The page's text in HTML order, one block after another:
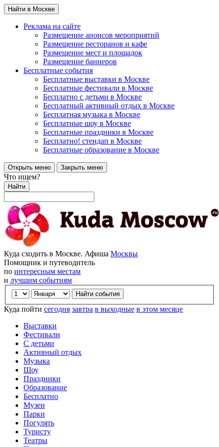
Найти в Москве
Реклама на сайте
Размещение анонсов мероприятий
Размещение ресторанов и кафе
Размещение мест и площадок
Размещение баннеров
Бесплатные события
Бесплатные выставки в Москве
Бесплатные фестивали в Москве
Бесплатно с детьми в Москве
Бесплатный активный отдых в Москве
Бесплатная музыка в Москве
Бесплатные шоу в Москве
Бесплатные праздники в Москве
Бесплатно! стендап в Москве
Бесплатные образование в Москве
Открыть меню Закрыть меню
Что ищем?
Найти
Куда сходить в Москве. Афиша Москвы
Помощник и путеводитель
по интересным местам
и лучшим событиям
Куда пойти сегодня завтра в выходные в этом месяце
Выставки
Фестивали
С детьми
Активный отдых
Музыка
Шоу
Праздники
Образование
Бесплатно
Музеи
Парки
Погулять
Туристу
Театры